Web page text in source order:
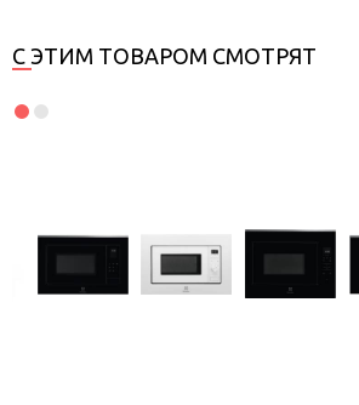
С ЭТИМ ТОВАРОМ СМОТРЯТ